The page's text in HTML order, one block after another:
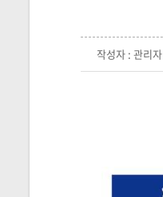
작성자 : 관리자